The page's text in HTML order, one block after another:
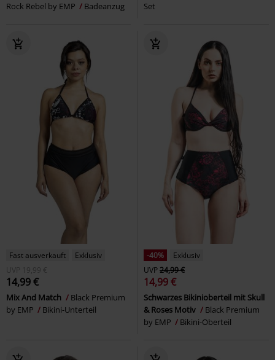
Rock Rebel by EMP
Badeanzug
Set
Fast ausverkauft
Exklusiv
UVP
19,99 €
14,99 €
Mix And Match
Black Premium
by EMP
Bikini-Unterteil
-40%
Exklusiv
UVP24,99 €
14,99 €
Schwarzes Bikinioberteil mit Skull
& Roses Motiv
Black Premium
by EMP
Bikini-Oberteil